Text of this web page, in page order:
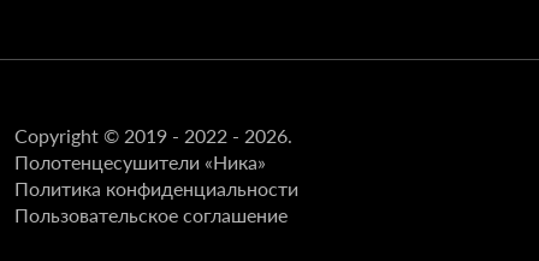
Copyright © 2019 - 2022 - 2026.
Полотенцесушители «Ника»
Политика конфиденциальности
Пользовательское соглашение